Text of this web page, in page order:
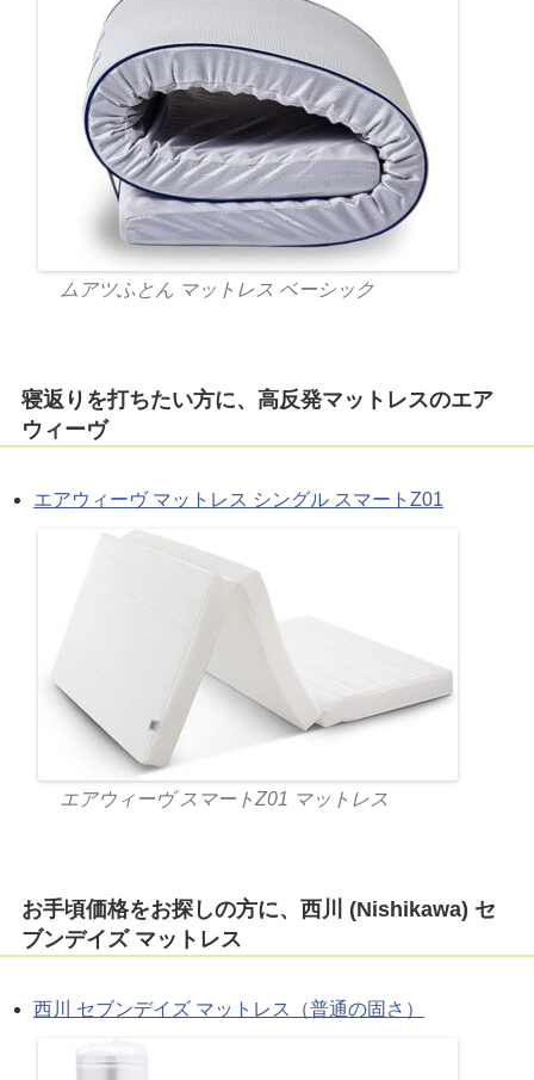
ムアツふとん マットレス ベーシック
寝返りを打ちたい方に、高反発マットレスのエア
ウィーヴ
エアウィーヴ マットレス シングル スマートZ01
エアウィーヴ スマートZ01 マットレス
お手頃価格をお探しの方に、西川 (Nishikawa) セ
ブンデイズ マットレス
西川 セブンデイズ マットレス（普通の固さ）